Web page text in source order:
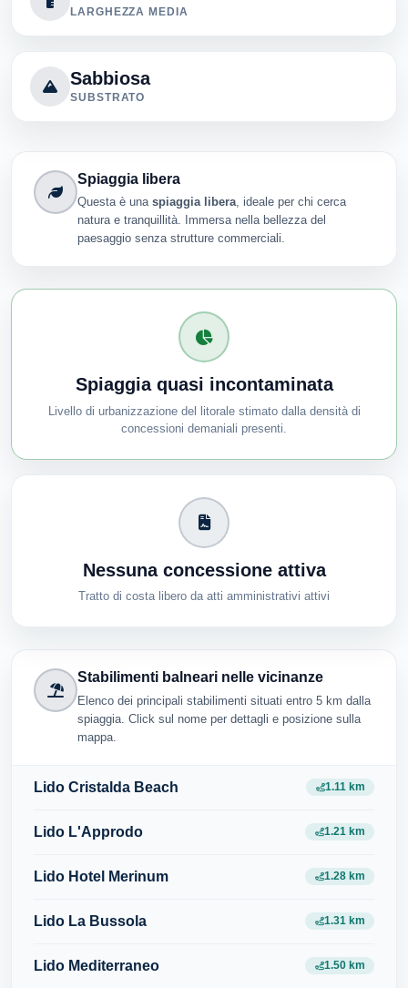
LARGHEZZA MEDIA
Sabbiosa
SUBSTRATO
Spiaggia libera
Questa è una spiaggia libera, ideale per chi cerca
natura e tranquillità. Immersa nella bellezza del
paesaggio senza strutture commerciali.
Spiaggia quasi incontaminata
Livello di urbanizzazione del litorale stimato dalla densità di
concessioni demaniali presenti.
Nessuna concessione attiva
Tratto di costa libero da atti amministrativi attivi
Stabilimenti balneari nelle vicinanze
Elenco dei principali stabilimenti situati entro 5 km dalla
spiaggia. Click sul nome per dettagli e posizione sulla
mappa.
Lido Cristalda Beach 1.11 km
Lido L'Approdo 1.21 km
Lido Hotel Merinum 1.28 km
Lido La Bussola 1.31 km
Lido Mediterraneo 1.50 km